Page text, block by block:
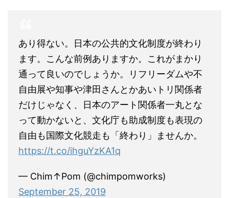
あり得ない。日本の公共的文化制度が終わり
ます。こんな前例ありますか。これがまかり
通って良いのでしょうか。リフリーダムや不
自由展や知事や津田さんとかあいトリ関係者
だけじゃなく、日本のアート関係者一丸とな
って動かないと、文化庁も助成制度も表現の
自由も国際文化競走も「終わり」ませんか。
https://t.co/ihguYzKA1q
— Chim↑Pom (@chimpomworks)
September 25, 2019